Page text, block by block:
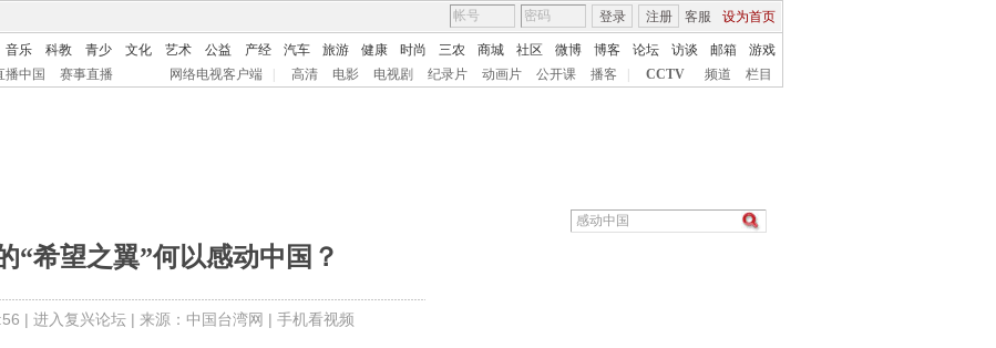
客服 设为首页
登录 注册
音乐 科教 青少 文化 艺术 公益 产经 汽车 旅游 健康 时尚 三农 商城 社区 微博 博客 论坛 访谈 邮箱
游戏
播中国 赛事直播 网络电视客户端 高清 电影 电视剧 纪录片 动画片 公开课 播客 CCTV 频道 栏目
“希望之翼”何以感动中国？
| 进入复兴论坛| 来源：中国台湾网 | 手机看视频